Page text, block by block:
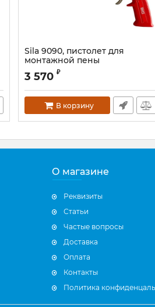
Sila 9090, пистолет для
монтажной пены
3 570 ₽
В корзину
О магазине
Реквизиты
Статьи
Частые вопросы
Доставка
Оплата
Контакты
Политика